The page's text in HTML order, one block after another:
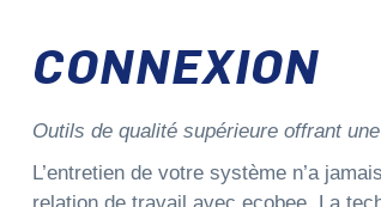
CONNEXION
Outils de qualité supérieure offrant
L’entretien de votre système n’a